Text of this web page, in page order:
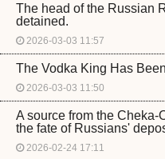
The head of the Russian
detained.
2026-03-03 11:57
The Vodka King Has
2026-03-03 11:50
A source from the
the fate of Russians'
2026-02-24 17:11